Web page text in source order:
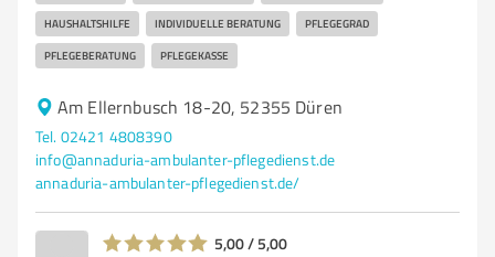
HAUSHALTSHILFE INDIVIDUELLE BERATUNG PFLEGEGRAD
PFLEGEBERATUNG PFLEGEKASSE
Am Ellernbusch 18-20, 52355 Düren
Tel. 02421 4808390
info@annaduria-ambulanter-pflegedienst.de
annaduria-ambulanter-pflegedienst.de/
5,00 / 5,00